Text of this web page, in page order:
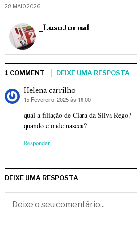
28 MAIO, 2026
_LusoJornal
1 COMMENT DEIXE UMA RESPOSTA
Helena carrilho
diz:
15 Fevereiro, 2025 às 16:00
qual a filiação de Clara da Silva Rego?
quando e onde nasceu?
Responder
DEIXE UMA RESPOSTA